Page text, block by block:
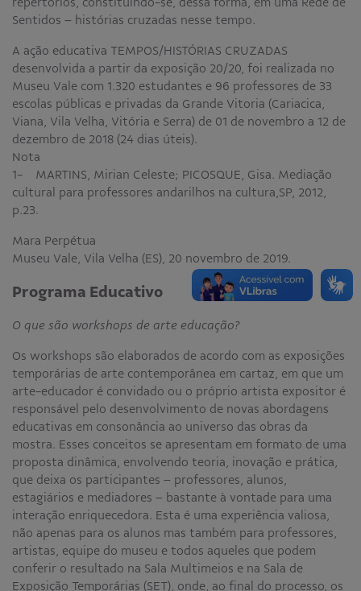
Sentidos – histórias cruzadas nesse tempo.
A ação educativa TEMPOS/HISTÓRIAS CRUZADAS
desenvolvida a partir da exposição 20/20, foi realizada no
Museu Vale com 1.320 estudantes e 96 professores de 33
escolas públicas e privadas da Grande Vitoria (Cariacica,
Viana, Vila Velha, Vitória e Serra) de 01 de novembro a 12 de
dezembro de 2018 (24 dias úteis).
Nota
1- MARTINS, Mirian Celeste; PICOSQUE, Gisa. Mediação
cultural para professores andarilhos na cultura,SP, 2012,
p.23.
Mara Perpétua
Museu Vale, Vila Velha (ES), 20 novembro de 2019.
Programa Educativo
O que são workshops de arte educação?
Os workshops são elaborados de acordo com as exposições
temporárias de arte contemporânea em cartaz, em que um
arte-educador é convidado ou o próprio artista expositor é
responsável pelo desenvolvimento de novas abordagens
educativas em consonância ao universo das obras da
mostra. Esses conceitos se apresentam em formato de uma
proposta dinâmica, envolvendo teoria, inovação e prática,
que deixa os participantes – professores, alunos,
estagiários e mediadores – bastante à vontade para uma
interação enriquecedora. Esta é uma experiência valiosa,
não apenas para os alunos mas também para professores,
artistas, equipe do museu e todos aqueles que podem
conferir o resultado na Sala Multimeios e na Sala de
Exposição Temporárias (SET), onde, ao final do processo, os